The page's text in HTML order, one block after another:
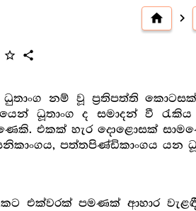
home navigate_next
star_outline share
නම් වූ ප්‍ර‍තිපත්ති
ධූතාංග ද සමාදන් වී
එකක් හැර දොළොසක්
පත්තපිණ්ඩිකාංගය යන
එක්වරක් පමණක් ආහාර